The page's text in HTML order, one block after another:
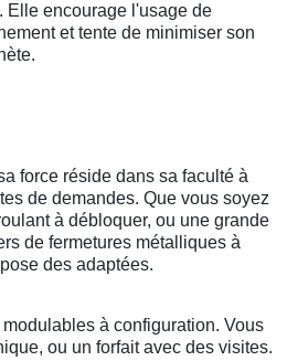
Elle encourage l'usage de
et tente de minimiser son
force réside dans sa faculté à
de demandes. Que vous soyez
à débloquer, ou une grande
de fermetures métalliques à
des adaptées.
à configuration. Vous
ou un forfait avec des visites.